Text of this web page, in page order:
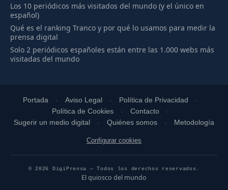
Los 10 periódicos más visitados del mundo (y el único en
español)
Qué es el ranking Tranco y por qué lo usamos para medir la
prensa digital
Solo 2 periódicos españoles están entre las 1.000 webs más
visitadas del mundo
Portada Aviso Legal
Política de Privacidad
Política de Cookies
Contacto
Sugerir un medio digital
Quiénes somos Metodología
Configurar cookies
© 2026 DigiPrensa — Todos los derechos reservados.
El quiosco del mundo